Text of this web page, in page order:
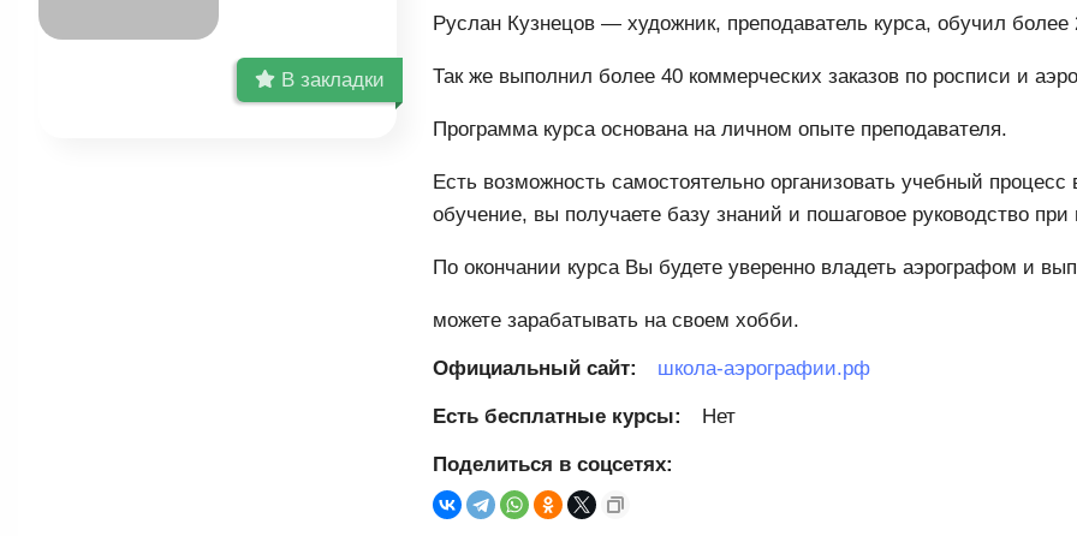
В закладки
Руслан Кузнецов — художник, преподаватель курса, обучил более
Так же выполнил более 40 коммерческих заказов по росписи и
Программа курса основана на личном опыте преподавателя.
Есть возможность самостоятельно организовать учебный
обучение, вы получаете базу знаний и пошаговое руководство
По окончании курса Вы будете уверенно владеть аэрографом и
можете зарабатывать на своем хобби.
Официальный сайт: школа-аэрографии.рф
Есть бесплатные курсы: Нет
Поделиться в соцсетях: